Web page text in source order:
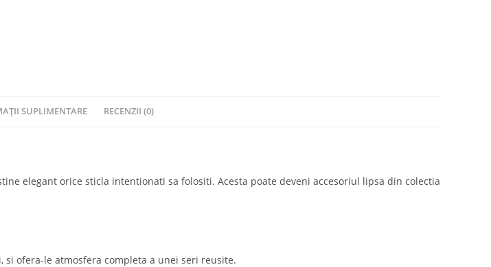
SUPLIMENTARE RECENZII (0)
elegant orice sticla intentionati sa folositi. Acesta poate deveni accesoriul lipsa din colectia
ofera-le atmosfera completa a unei seri reusite.